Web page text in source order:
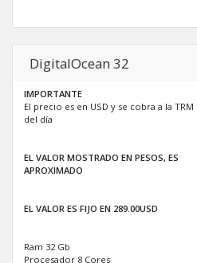
DigitalOcean 32
IMPORTANTE
El precio es en USD y se cobra a la TRM
del día
EL VALOR MOSTRADO EN PESOS, ES
APROXIMADO
EL VALOR ES FIJO EN 289.00USD
Ram 32 Gb
Procesador 8 Cores